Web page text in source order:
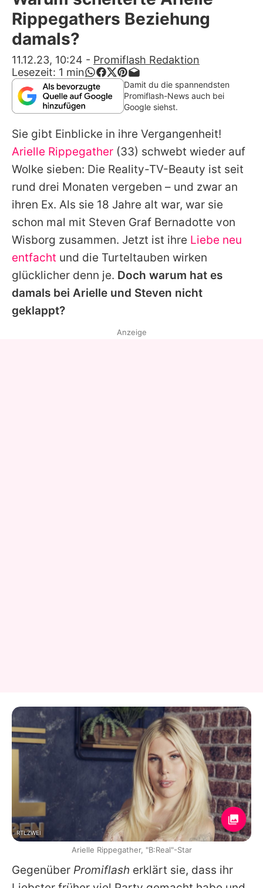
Alle Themen auf Promiflash
App runterladen
Team
Redaktionelle Richtlinien
Impressum
Datenschutzerklärung
Nutzungsbedingungen
Utiq verwalten
Rippegathers Beziehung
damals?
11.12.23, 10:24 - Promiflash Redaktion
Lesezeit: 1 min
Damit du die spannendsten
Promiflash-News auch bei
Google siehst.
Sie gibt Einblicke in ihre Vergangenheit!
Arielle Rippegather (33) schwebt wieder auf
Wolke sieben: Die Reality-TV-Beauty ist seit
rund drei Monaten vergeben – und zwar an
ihren Ex. Als sie 18 Jahre alt war, war sie
schon mal mit Steven Graf Bernadotte von
Wisborg zusammen. Jetzt ist ihre Liebe neu
entfacht und die Turteltauben wirken
glücklicher denn je. Doch warum hat es
damals bei Arielle und Steven nicht
geklappt?
Gegenüber Promiflash erklärt sie, dass ihr
Anzeige
RTLZWEI
Arielle Rippegather, "B:Real"-Star